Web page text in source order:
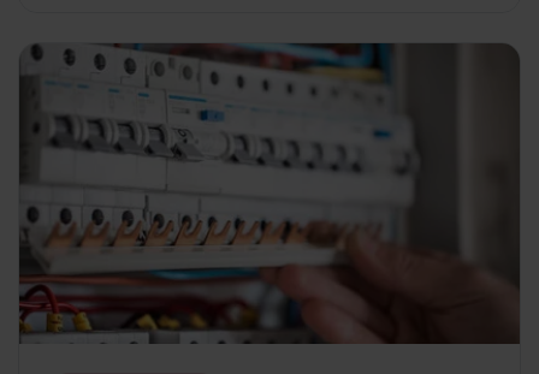
Zastanawiasz się, czy warto teraz kupić mieszkanie?
Analizując obecną sytuację oraz prognozy na krajowym
rynku nieruchomości, prezentujemy argumenty „za” i
„przeciw”. Czy ceny mieszkań spadną, a rata kredytu nie
zrujnuje domowego budżetu? Odpowiadamy w dzisiejszym
więcej...